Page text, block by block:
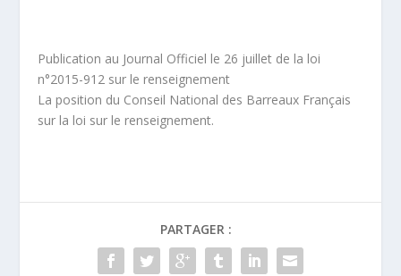
Publication au Journal Officiel le 26 juillet de la loi
n°2015-912 sur le renseignement
La position du Conseil National des Barreaux Français
sur la loi sur le renseignement.
PARTAGER :